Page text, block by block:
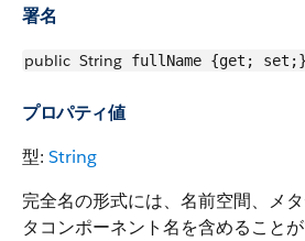
署名
public String fullName {get; set;}
プロパティ値
型: String
完全名の形式には、名前空間、メ
タコンポーネント名を含めること